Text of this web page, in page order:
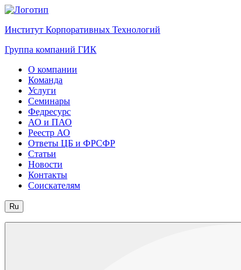
Институт Корпоративных Технологий
Группа компаний ГИК
О компании
Команда
Услуги
Семинары
Федресурс
АО и ПАО
Реестр АО
Ответы ЦБ и ФРСФР
Статьи
Новости
Контакты
Соискателям
Ru